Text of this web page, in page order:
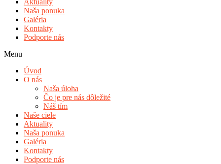
Aktuality
Naša ponuka
Galéria
Kontakty
Podporte nás
Menu
Úvod
O nás
Naša úloha
Čo je pre nás dôležité
Náš tím
Naše ciele
Aktuality
Naša ponuka
Galéria
Kontakty
Podporte nás